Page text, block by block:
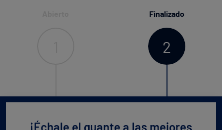
Finalizado
2
¡Échale el guante a las mejores